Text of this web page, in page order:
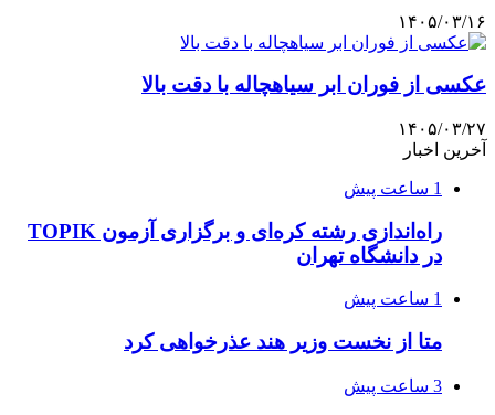
۱۴۰۵/۰۳/۱۶
عکسی از فوران ابر سیاهچاله با دقت بالا
۱۴۰۵/۰۳/۲۷
آخرین اخبار
1 ساعت پیش
راه‌اندازی رشته کره‌ای و برگزاری آزمون TOPIK
در دانشگاه تهران
1 ساعت پیش
متا از نخست وزیر هند عذرخواهی کرد
3 ساعت پیش